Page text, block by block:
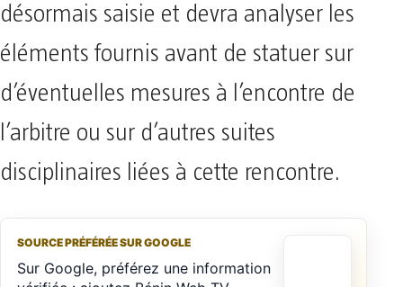
désormais saisie et devra analyser les
éléments fournis avant de statuer sur
d’éventuelles mesures à l’encontre de
l’arbitre ou sur d’autres suites
disciplinaires liées à cette rencontre.
SOURCE PRÉFÉRÉE SUR GOOGLE
Sur Google, préférez une information